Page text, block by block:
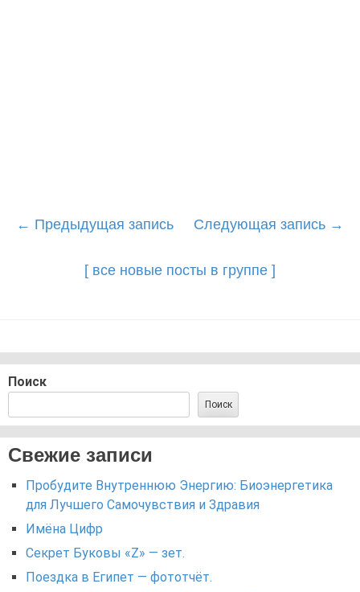
Post
← Предыдущая запись Следующая запись →
[ все новые посты в группе ]
Поиск
Поиск
Свежие записи
Пробудите Внутреннюю Энергию: Биоэнергетика
для Лучшего Самочувствия и Здравия
Имёна Цифр
Секрет Буковы «Z» — зет.
Поездка в Египет — фототчёт.